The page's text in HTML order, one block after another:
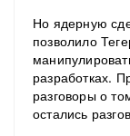
Но ядерную
позволило
разработках.
разговоры о
остались